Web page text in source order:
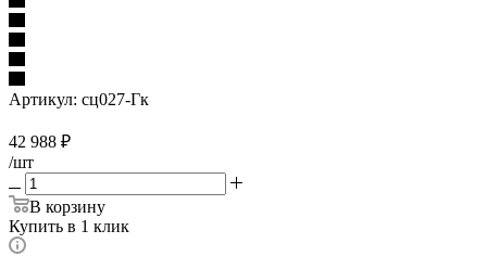
Артикул: сц027-Гк
42 988 ₽
/шт
В корзину
Купить в 1 клик